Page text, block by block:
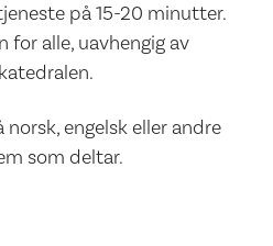
på 15-20 minutter.
for alle, uavhengig av
engelsk eller andre
som deltar.